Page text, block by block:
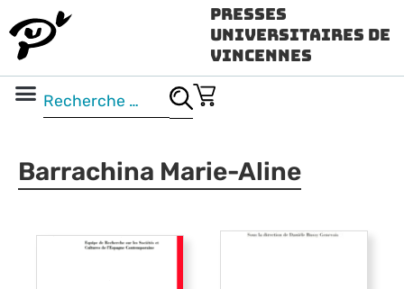
Presses
Universitaires de
Vincennes
Barrachina Marie-Aline